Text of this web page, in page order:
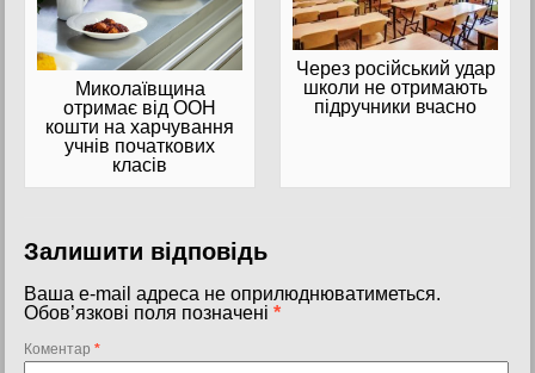
Миколаївщина
отримає від ООН
кошти на харчування
учнів початкових
класів
Через російський удар
школи не отримають
підручники вчасно
Залишити відповідь
Ваша e-mail адреса не оприлюднюватиметься.
Обов’язкові поля позначені *
Коментар *